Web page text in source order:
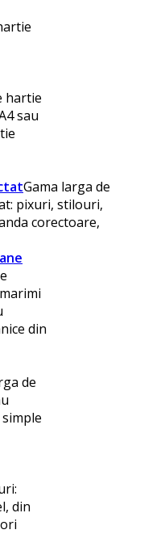
hartie
sau
Gama larga de
pixuri, stilouri,
corectoare,
din
de
din